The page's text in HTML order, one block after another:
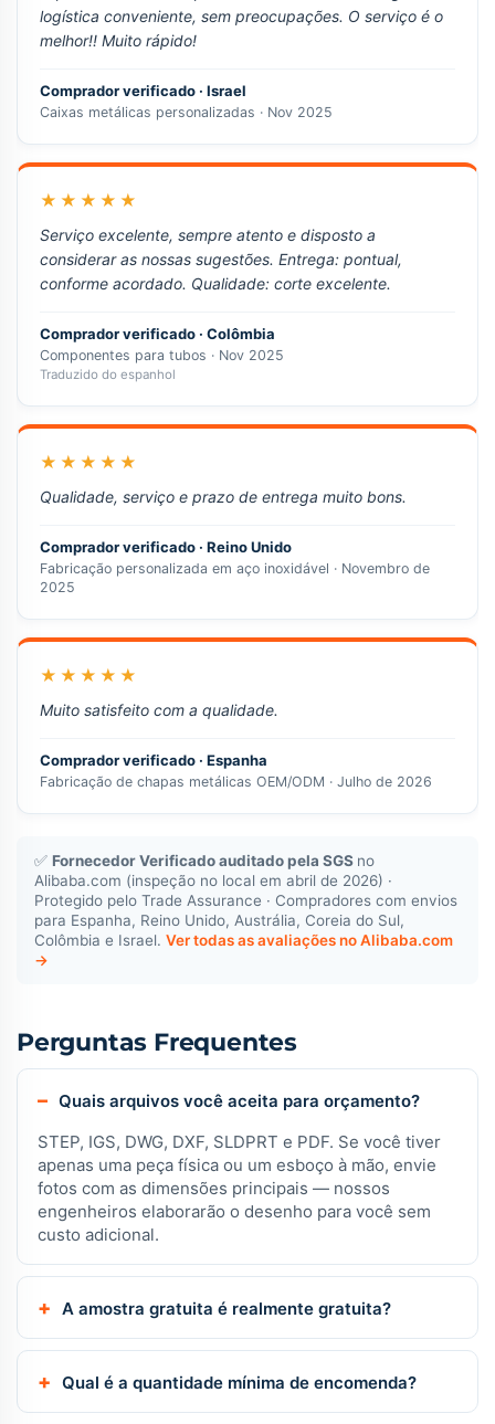
logística conveniente, sem preocupações. O serviço é o
melhor!! Muito rápido!
Comprador verificado · Israel
Caixas metálicas personalizadas · Nov 2025
★★★★★
Serviço excelente, sempre atento e disposto a
considerar as nossas sugestões. Entrega: pontual,
conforme acordado. Qualidade: corte excelente.
Comprador verificado · Colômbia
Componentes para tubos · Nov 2025
Traduzido do espanhol
★★★★★
Qualidade, serviço e prazo de entrega muito bons.
Comprador verificado · Reino Unido
Fabricação personalizada em aço inoxidável · Novembro de
2025
★★★★★
Muito satisfeito com a qualidade.
Comprador verificado · Espanha
Fabricação de chapas metálicas OEM/ODM · Julho de 2026
✅ Fornecedor Verificado auditado pela SGS no
Alibaba.com (inspeção no local em abril de 2026) ·
Protegido pelo Trade Assurance · Compradores com envios
para Espanha, Reino Unido, Austrália, Coreia do Sul,
Colômbia e Israel. Ver todas as avaliações no Alibaba.com
→
Perguntas Frequentes
Quais arquivos você aceita para orçamento?
STEP, IGS, DWG, DXF, SLDPRT e PDF. Se você tiver
apenas uma peça física ou um esboço à mão, envie
fotos com as dimensões principais — nossos
engenheiros elaborarão o desenho para você sem
custo adicional.
A amostra gratuita é realmente gratuita?
Qual é a quantidade mínima de encomenda?